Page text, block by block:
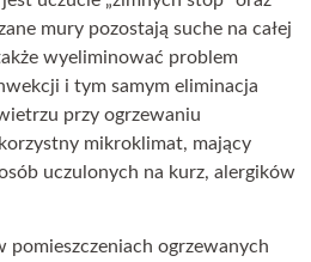
mury pozostają suche na całej
wyeliminować problem
i tym samym eliminacja
przy ogrzewaniu
mikroklimat, mający
uczulonych na kurz, alergików
pomieszczeniach ogrzewanych